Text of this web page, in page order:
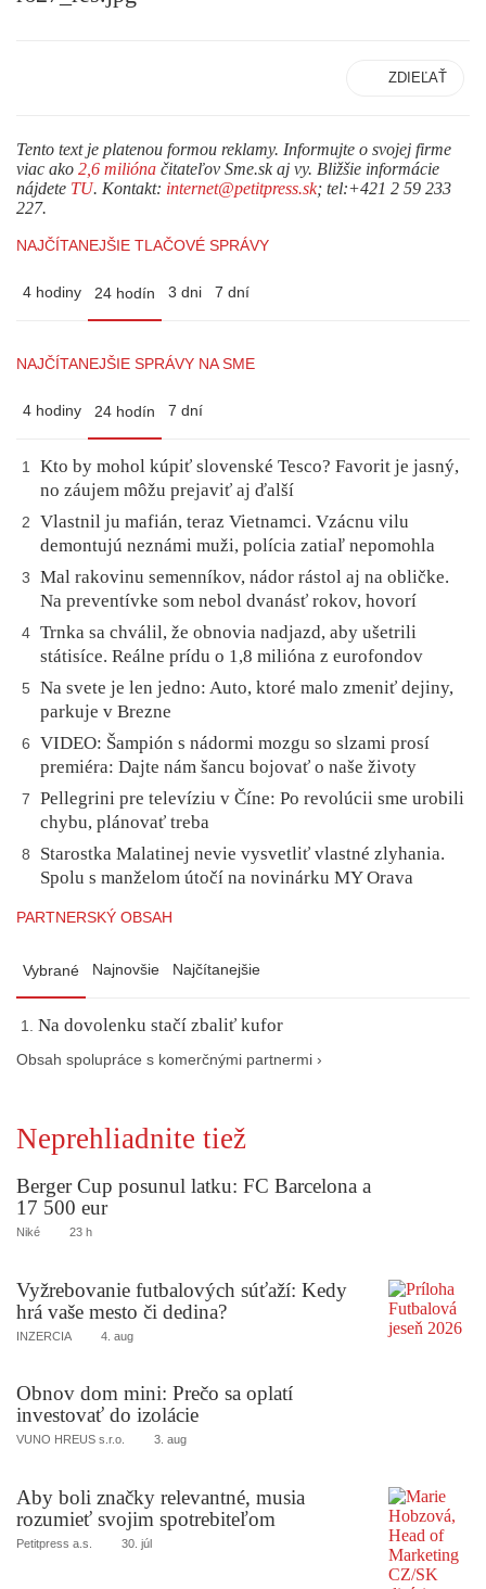
ZDIEĽAŤ
Tento text je platenou formou reklamy. Informujte o svojej firme
viac ako 2,6 milióna čitateľov Sme.sk aj vy. Bližšie informácie
nájdete TU. Kontakt: internet@petitpress.sk; tel:+421 2 59 233
227.
NAJČÍTANEJŠIE TLAČOVÉ SPRÁVY
4 hodiny 24 hodín 3 dni 7 dní
NAJČÍTANEJŠIE SPRÁVY NA SME
4 hodiny 24 hodín 7 dní
1
Kto by mohol kúpiť slovenské Tesco? Favorit je jasný,
no záujem môžu prejaviť aj ďalší
2
Vlastnil ju mafián, teraz Vietnamci. Vzácnu vilu
demontujú neznámi muži, polícia zatiaľ nepomohla
3
Mal rakovinu semenníkov, nádor rástol aj na obličke.
Na preventívke som nebol dvanásť rokov, hovorí
4 Trnka sa chválil, že obnovia nadjazd, aby ušetrili
státisíce. Reálne prídu o 1,8 milióna z eurofondov
5
Na svete je len jedno: Auto, ktoré malo zmeniť dejiny,
parkuje v Brezne
6
VIDEO: Šampión s nádormi mozgu so slzami prosí
premiéra: Dajte nám šancu bojovať o naše životy
7
Pellegrini pre televíziu v Číne: Po revolúcii sme urobili
chybu, plánovať treba
8
Starostka Malatinej nevie vysvetliť vlastné zlyhania.
Spolu s manželom útočí na novinárku MY Orava
PARTNERSKÝ OBSAH
Vybrané Najnovšie Najčítanejšie
Na dovolenku stačí zbaliť kufor
Obsah spolupráce s komerčnými partnermi ›
Neprehliadnite tiež
Berger Cup posunul latku: FC Barcelona a
17 500 eur
Niké 23 h
Vyžrebovanie futbalových súťaží: Kedy
hrá vaše mesto či dedina?
INZERCIA 4. aug
Obnov dom mini: Prečo sa oplatí
investovať do izolácie
VUNO HREUS s.r.o. 3. aug
Aby boli značky relevantné, musia
rozumieť svojim spotrebiteľom
Petitpress a.s. 30. júl